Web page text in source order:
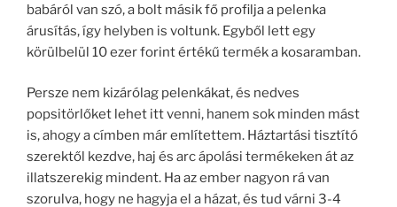
babáról van szó, a bolt másik fő profilja a pelenka
árusítás, így helyben is voltunk. Egyből lett egy
körülbelül 10 ezer forint értékű termék a kosaramban.
Persze nem kizárólag pelenkákat, és nedves
popsitörlőket lehet itt venni, hanem sok minden mást
is, ahogy a címben már említettem. Háztartási tisztító
szerektől kezdve, haj és arc ápolási termékeken át az
illatszerekig mindent. Ha az ember nagyon rá van
szorulva, hogy ne hagyja el a házat, és tud várni 3-4